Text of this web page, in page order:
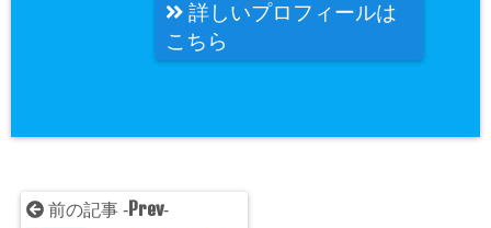
詳しいプロフィールは
こちら
前の記事 - Prev-